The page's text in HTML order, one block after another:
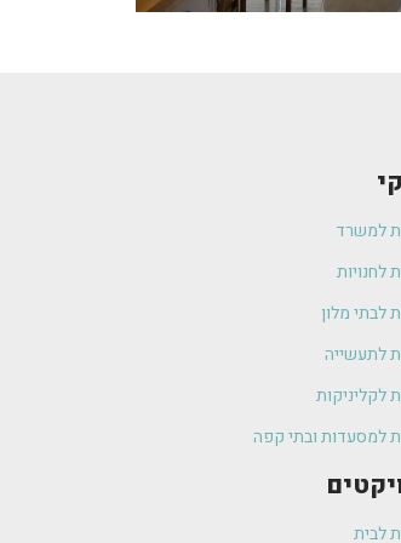
למשרד
לחנויות
לבתי מלון
לתעשייה
לקליניקות
למסעדות ובתי קפה
לבית